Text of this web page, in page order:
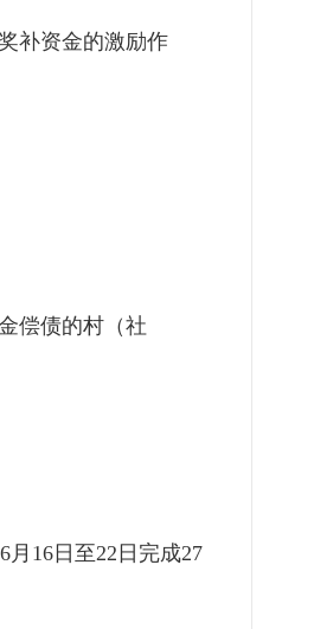
补资金的激励作
偿债的村（社
月16日至22日完成27